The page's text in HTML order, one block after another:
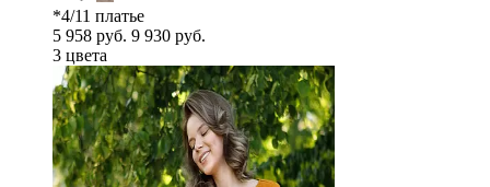
*4/11 платье
5 958 руб. 9 930 руб.
3 цветa